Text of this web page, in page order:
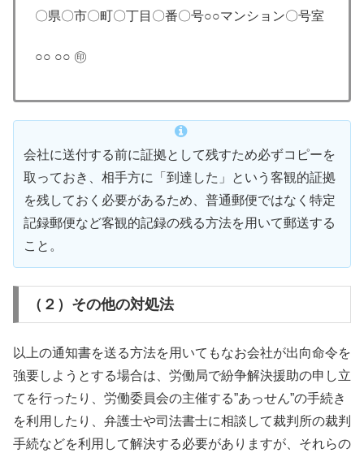
〇県〇市〇町〇丁目〇番〇号○○マンション〇号室
○○ ○○ ㊞
会社に送付する前に証拠として残すため必ずコピーを
取っておき、相手方に「到達した」という客観的証拠
を残しておく必要があるため、普通郵便ではなく特定
記録郵便など客観的記録の残る方法を用いて郵送する
こと。
（２）その他の対処法
以上の通知書を送る方法を用いてもなお会社が出向命令を
強要しようとする場合は、労働局で紛争解決援助の申し立
てを行ったり、労働委員会の主催する”あっせん”の手続き
を利用したり、弁護士や司法書士に相談して裁判所の裁判
手続などを利用して解決する必要がありますが、それらの